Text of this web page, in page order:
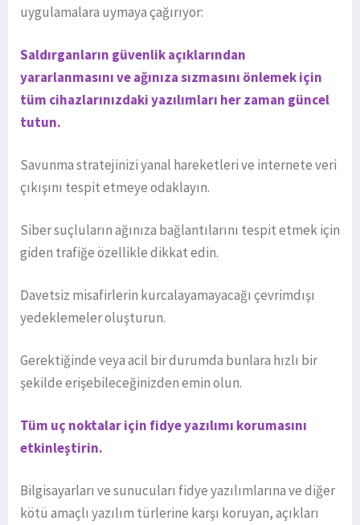
uygulamalara uymaya çağırıyor:
Saldırganların güvenlik açıklarından
yararlanmasını ve ağınıza sızmasını önlemek için
tüm cihazlarınızdaki yazılımları her zaman güncel
tutun.
Savunma stratejinizi yanal hareketleri ve internete veri
çıkışını tespit etmeye odaklayın.
Siber suçluların ağınıza bağlantılarını tespit etmek için
giden trafiğe özellikle dikkat edin.
Davetsiz misafirlerin kurcalayamayacağı çevrimdışı
yedeklemeler oluşturun.
Gerektiğinde veya acil bir durumda bunlara hızlı bir
şekilde erişebileceğinizden emin olun.
Tüm uç noktalar için fidye yazılımı korumasını
etkinleştirin.
Bilgisayarları ve sunucuları fidye yazılımlarına ve diğer
kötü amaçlı yazılım türlerine karşı koruyan, açıkları